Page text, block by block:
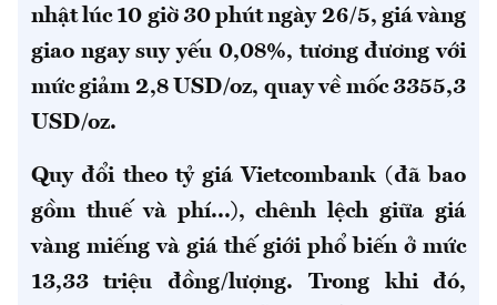
nhật lúc 10 giờ 30 phút ngày 26/5, giá vàng
giao ngay suy yếu 0,08%, tương đương với
mức giảm 2,8 USD/oz, quay về mốc 3355,3
USD/oz.
Quy đổi theo tỷ giá Vietcombank (đã bao
gồm thuế và phí...), chênh lệch giữa giá
vàng miếng và giá thế giới phổ biến ở mức
13,33 triệu đồng/lượng. Trong khi đó,